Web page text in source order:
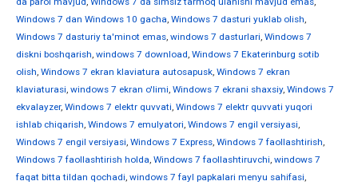
Windows 7 dan Windows 10 gacha, Windows 7 dasturi yuklab olish,
Windows 7 dasturiy ta'minot emas, windows 7 dasturlari, Windows 7
diskni boshqarish, windows 7 download, Windows 7 Ekaterinburg sotib
olish, Windows 7 ekran klaviatura autosapusk, Windows 7 ekran
klaviaturasi, windows 7 ekran o'limi, Windows 7 ekrani shaxsiy, Windows 7
ekvalayzer, Windows 7 elektr quvvati, Windows 7 elektr quvvati yuqori
ishlab chiqarish, Windows 7 emulyatori, Windows 7 engil versiyasi,
Windows 7 engil versiyasi, Windows 7 Express, Windows 7 faollashtirish,
Windows 7 faollashtirish holda, Windows 7 faollashtiruvchi, windows 7
faqat bitta tildan qochadi, windows 7 fayl papkalari menyu sahifasi,